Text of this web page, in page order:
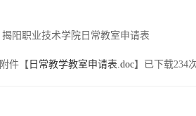
揭阳职业技术学院日常教室申请表
附件【 日常教学教室申请表.doc】已下载234